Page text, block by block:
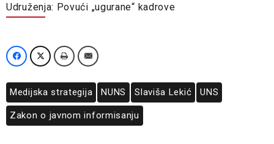
Udruženja: Povući „ugurane“ kadrove
Medijska strategija NUNS Slaviša Lekić UNS
Zakon o javnom informisanju